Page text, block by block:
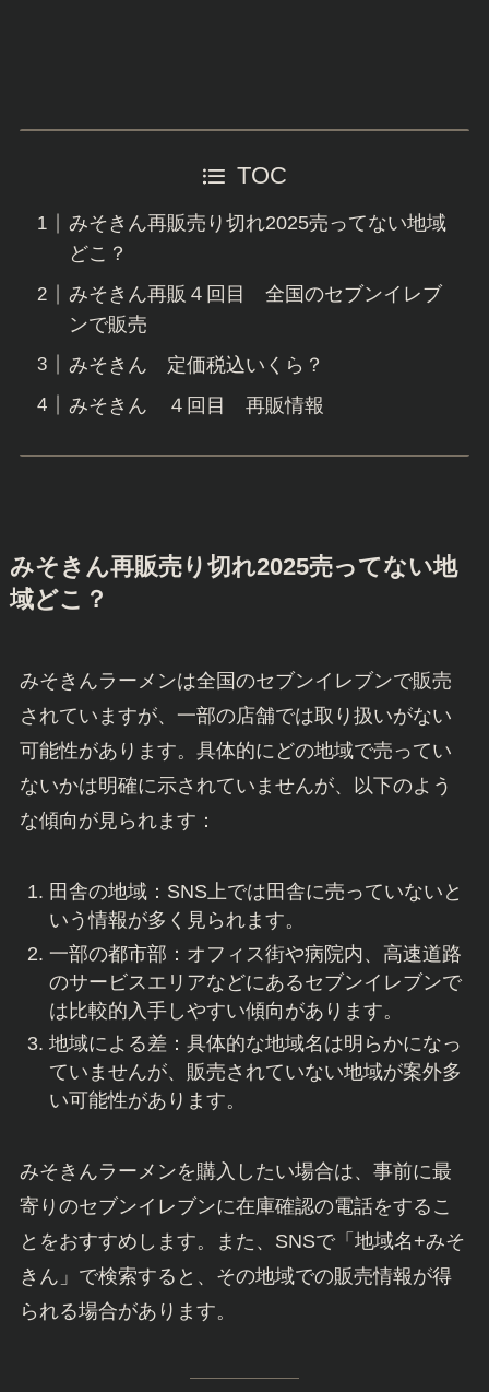
TOC
みそきん再販売り切れ2025売ってない地域
どこ？
みそきん再販４回目 全国のセブンイレブ
ンで販売
みそきん 定価税込いくら？
みそきん ４回目 再販情報
みそきん再販売り切れ2025売ってない地
域どこ？
みそきんラーメンは全国のセブンイレブンで販売
されていますが、一部の店舗では取り扱いがない
可能性があります。具体的にどの地域で売ってい
ないかは明確に示されていませんが、以下のよう
な傾向が見られます：
田舎の地域：SNS上では田舎に売っていないと
いう情報が多く見られます。
一部の都市部：オフィス街や病院内、高速道路
のサービスエリアなどにあるセブンイレブンで
は比較的入手しやすい傾向があります。
地域による差：具体的な地域名は明らかになっ
ていませんが、販売されていない地域が案外多
い可能性があります。
みそきんラーメンを購入したい場合は、事前に最
寄りのセブンイレブンに在庫確認の電話をするこ
とをおすすめします。また、SNSで「地域名+みそ
きん」で検索すると、その地域での販売情報が得
られる場合があります。